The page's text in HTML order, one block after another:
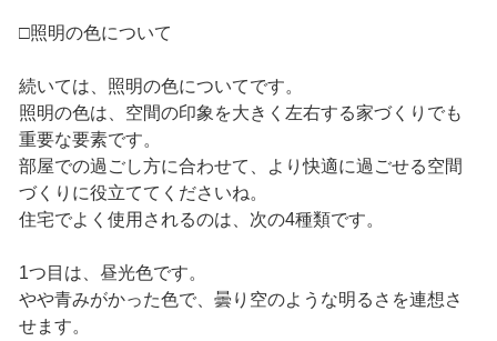
□照明の色について
続いては、照明の色についてです。
照明の色は、空間の印象を大きく左右する家づくりでも
重要な要素です。
部屋での過ごし方に合わせて、より快適に過ごせる空間
づくりに役立ててくださいね。
住宅でよく使用されるのは、次の4種類です。
1つ目は、昼光色です。
やや青みがかった色で、曇り空のような明るさを連想さ
せます。